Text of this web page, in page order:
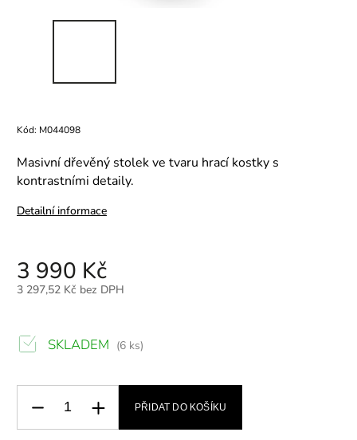
Kód: M044098
Masivní dřevěný stolek ve tvaru hrací kostky s
kontrastními detaily.
Detailní informace
3 990 Kč
3 297,52 Kč bez DPH
SKLADEM (6 ks)
PŘIDAT DO KOŠÍKU